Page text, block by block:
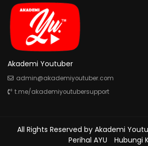
Akademi Youtuber
admin@akademiyoutuber.com
t.me/akademiyoutubersupport
All Rights Reserved by Akademi
Perihal AYU
Hubungi